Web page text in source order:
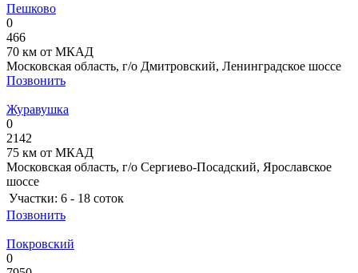
Пешково
0
466
70 км от МКАД
Московская область, г/о Дмитровский, Ленинградское шоссе
Позвонить
Журавушка
0
2142
75 км от МКАД
Московская область, г/о Сергиево-Посадский, Ярославское
шоссе
Участки: 6 - 18 соток
Позвонить
Покровский
0